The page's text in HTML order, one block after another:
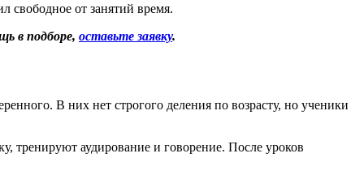
свободное от занятий время.
в подборе, оставьте заявку.
В них нет строгого деления по возрасту, но ученики
тренируют аудирование и говорение. После уроков